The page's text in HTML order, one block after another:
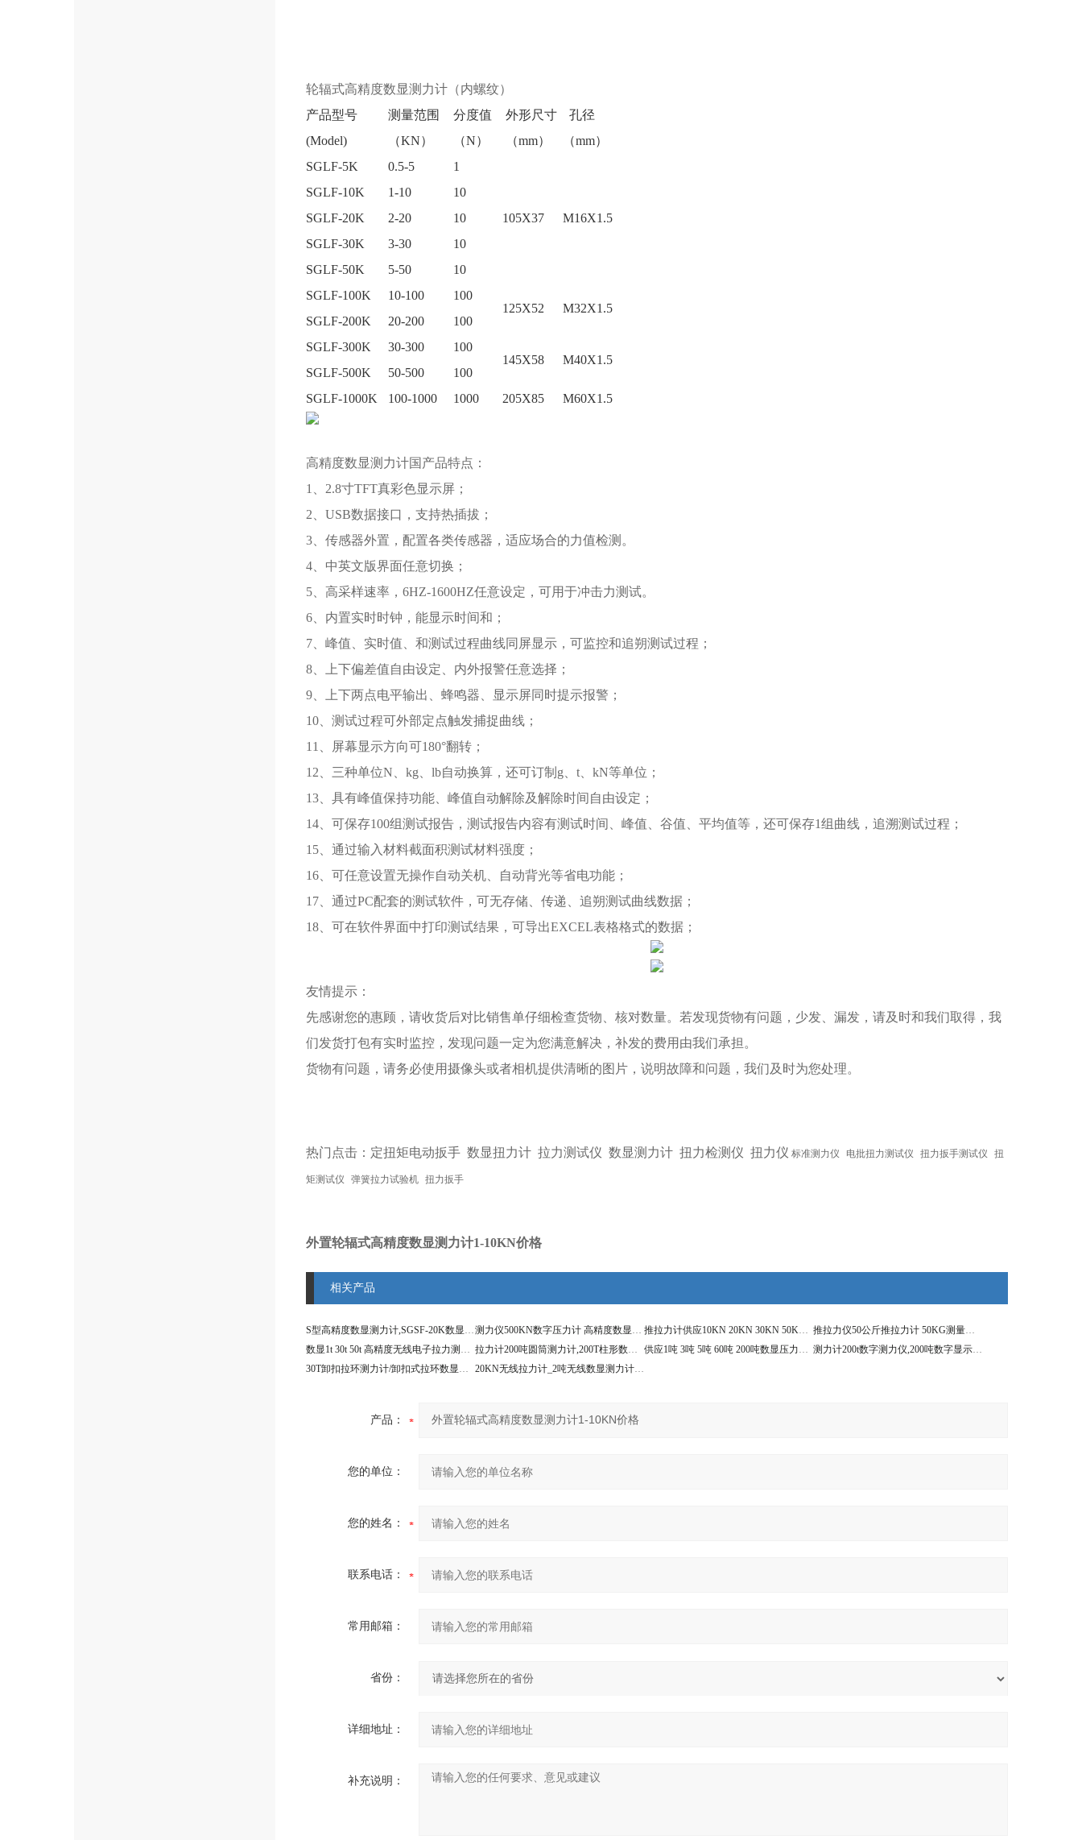
轮辐式高精度数显测力计 （内螺纹）
产品型号
(Model)
测量范围
（KN）
分度值
（N）
外形尺寸
（mm）
孔径
（mm）
SGLF-5K
0.5-5 1
105X37 M16X1.5
SGLF-10K 1-10
10
SGLF-20K
2-20
10
SGLF-30K
3-30
10
SGLF-50K
5-50
10
SGLF-100K
10-100
100
125X52
M32X1.5
SGLF-200K
20-200
100
SGLF-300K
30-300
100
145X58
M40X1.5
SGLF-500K
50-500
100
SGLF-1000K
100-1000 1000 205X85 M60X1.5
高精度数显测力计国产品特点：
1、2.8寸TFT真彩色显示屏；
2、USB数据接口，支持热插拔；
3、传感器外置，配置各类传感器，适应场合的力值检测。
4、中英文版界面任意切换；
5、高采样速率，6HZ-1600HZ任意设定，可用于冲击力测试。
6、内置实时时钟，能显示时间和；
7、峰值、实时值、和测试过程曲线同屏显示，可监控和追朔测试过程；
8、上下偏差值自由设定、内外报警任意选择；
9、上下两点电平输出、蜂鸣器、显示屏同时提示报警；
10、测试过程可外部定点触发捕捉曲线；
11、屏幕显示方向可180°翻转；
12、三种单位N、kg、lb自动换算，还可订制g、t、kN等单位；
13、具有峰值保持功能、峰值自动解除及解除时间自由设定；
14、可保存100组测试报告，测试报告内容有测试时间、峰值、谷值、平均值等，还可保存1组曲线，追溯测试过程；
15、通过输入材料截面积测试材料强度；
16、可任意设置无操作自动关机、自动背光等省电功能；
17、通过PC配套的测试软件，可无存储、传递、追朔测试曲线数据；
18、可在软件界面中打印测试结果，可导出EXCEL表格格式的数据；
友情提示：
先感谢您的惠顾，请收货后对比销售单仔细检查货物、核对数量。若发现货物有问题，少发、漏发，请及时和我们取得，我
们发货打包有实时监控，发现问题一定为您满意解决，补发的费用由我们承担。
货物有问题，请务必使用摄像头或者相机提供清晰的图片，说明故障和问题，我们及时为您处理。
热门点击： 定扭矩电动扳手 数显扭力计 拉力测试仪 数显测力计 扭力检测仪 扭力仪 标准测力仪 电批扭力测试仪 扭力扳手测试仪 扭
矩测试仪 弹簧拉力试验机 扭力扳手
外置轮辐式高精度数显测力计1-10KN价格
相关产品
S型高精度数显测力计,SGSF-20K数显拉力表 测力仪500KN数字压力计 高精度数显S型传感器价格 推拉力计供应10KN 20KN 30KN 50KN 100KN数显测力计
推拉力仪50公斤推拉力计 50KG测量旋转轴数显测力计
数显1t 30t 50t 高精度无线电子拉力测力计
拉力计200吨圆筒测力计,200T柱形数字测力仪器价格 供应1吨 3吨 5吨 60吨 200吨数显压力测试仪
测力计200t数字测力仪,200吨数字显示无线测拉力计
30T卸扣拉环测力计/卸扣式拉环数显测力仪
20KN无线拉力计_2吨无线数显测力计价格
产品：
您的单位：
您的姓名：
联系电话：
常用邮箱：
省份：
详细地址：
补充说明：